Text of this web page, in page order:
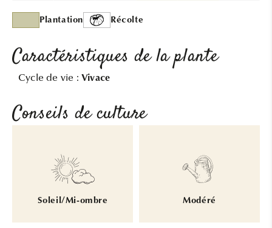
Plantation Récolte
Caractéristiques de la plante
Cycle de vie : Vivace
Conseils de culture
Soleil/Mi-ombre Modéré